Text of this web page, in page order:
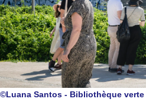
©Luana Santos - Bibliothèque